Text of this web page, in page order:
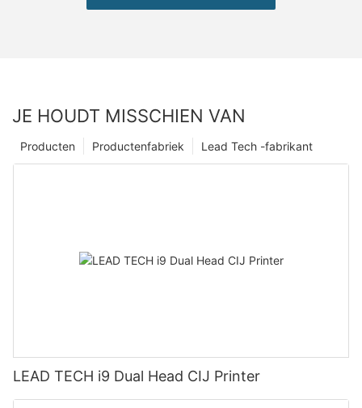
JE HOUDT MISSCHIEN VAN
Lead Tech -fabrikant
Productenfabriek
Producten
LEAD TECH i9 Dual Head CIJ Printer